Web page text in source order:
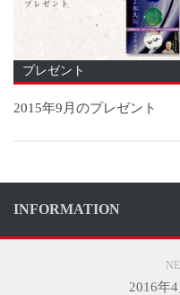
プレゼント
2015年9月のプレゼント
INFORMATION
2016年